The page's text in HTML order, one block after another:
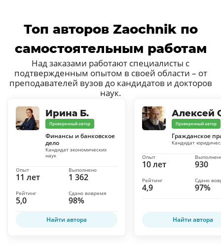
Топ авторов Zaochnik по
самостоятельным работам
Над заказами работают специалисты с
подтвержденным опытом в своей области – от
преподавателей вузов до кандидатов и докторов
наук.
Ирина Б.
Проверенный автор
Финансы и банковское
дело
Кандидат экономических
наук
11 лет
Опыт
1 362
Выполнено
5,0
Рейтинг
98%
Сдано вовремя
Найти автора
Алексей
Проверенный автор
Гражданское
Кандидат
10 лет
Опыт
930
4,9
Рейтинг
97%
Сдано
Найти автора